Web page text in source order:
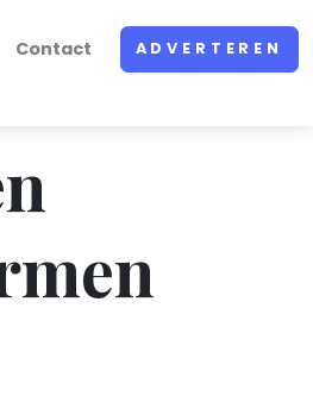
Contact ADVERTEREN